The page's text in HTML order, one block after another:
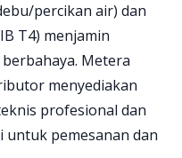
percikan air) dan
T4) menjamin
Metera
menyediakan
profesional dan
untuk pemesanan dan